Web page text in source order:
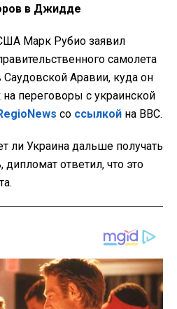
в Джидде
Марк Рубио заявил
самолета
Аравии, куда он
переговоры с украинской
со ссылкой на BBC.
ли Украина дальше получать
ответил, что это